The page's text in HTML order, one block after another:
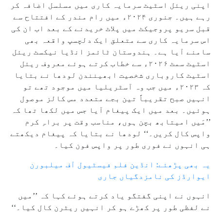
اپنی ریئل اسٹیٹ سرمایہ کاری میں مسلسل اضافہ کر
رہے ہیں۔ جنوری ۲۰۲۴ء میں رام مندر کے افتتاح سے
قبل سریو پروجیکٹ میں پلاٹ خریدنے کے بعد اب ان کی
اس سرمایہ کاری سے متعلق ایک دلچسپ واقعہ بھی
سامنے آیا ہے۔ ہندوستان ٹائمز انڈیا نیکسٹ ریئل
اسٹیٹ سمٹ ۲۰۲۶ء سے خطاب کرتے ہوئے معروف ریئل
اسٹیٹ کاروباری شخصیت ابھینندن لودھا نے بتایا
کہ ۲۰۲۳ء میں جب وہ آسٹریلیا میں موجود تھے تو
انہیں صبح تقریباً تین بجے متعدد مس کالز موصول
ہوئیں۔ بعد میں ایک پیغام آیا جس میں لکھا تھا کہ
’’مَیں امیتابھ بچن ہوں، مناسب وقت پر براہِ کرم
واپس کال کریں۔‘‘ لودھا نے بتایا کہ پیغام دیکھتے
ہی انہوں نے فوری طور پر واپس فون کیا۔
یہ بھی پڑھئے: انڈین فلم فیسٹیول آف میلبورن
ایوارڈز کی نامزدگیاں جاری
انہوں نے اپنی گفتگو یاد کرتے ہوئے کہا کہ ’’میں
نے لفظی طور پر کھڑے ہو کر انہیں ریٹرن کال کیا۔‘‘